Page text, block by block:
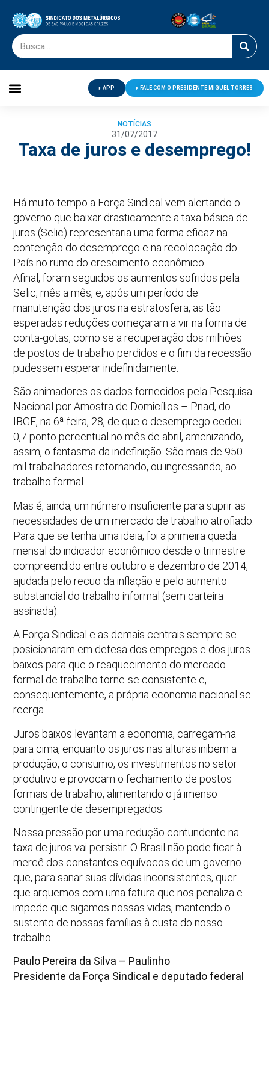
APP FALE COM O PRESIDENTE MIGUEL TORRES
NOTÍCIAS
31/07/2017
Taxa de juros e desemprego!
Há muito tempo a Força Sindical vem alertando o
governo que baixar drasticamente a taxa básica de
juros (Selic) representaria uma forma eficaz na
contenção do desemprego e na recolocação do
País no rumo do crescimento econômico.
Afinal, foram seguidos os aumentos sofridos pela
Selic, mês a mês, e, após um período de
manutenção dos juros na estratosfera, as tão
esperadas reduções começaram a vir na forma de
conta-gotas, como se a recuperação dos milhões
de postos de trabalho perdidos e o fim da recessão
pudessem esperar indefinidamente.
São animadores os dados fornecidos pela Pesquisa
Nacional por Amostra de Domicílios – Pnad, do
IBGE, na 6ª feira, 28, de que o desemprego cedeu
0,7 ponto percentual no mês de abril, amenizando,
assim, o fantasma da indefinição. São mais de 950
mil trabalhadores retornando, ou ingressando, ao
trabalho formal.
Mas é, ainda, um número insuficiente para suprir as
necessidades de um mercado de trabalho atrofiado.
Para que se tenha uma ideia, foi a primeira queda
mensal do indicador econômico desde o trimestre
compreendido entre outubro e dezembro de 2014,
ajudada pelo recuo da inflação e pelo aumento
substancial do trabalho informal (sem carteira
assinada).
A Força Sindical e as demais centrais sempre se
posicionaram em defesa dos empregos e dos juros
baixos para que o reaquecimento do mercado
formal de trabalho torne-se consistente e,
consequentemente, a própria economia nacional se
reerga.
Juros baixos levantam a economia, carregam-na
para cima, enquanto os juros nas alturas inibem a
produção, o consumo, os investimentos no setor
produtivo e provocam o fechamento de postos
formais de trabalho, alimentando o já imenso
contingente de desempregados.
Nossa pressão por uma redução contundente na
taxa de juros vai persistir. O Brasil não pode ficar à
mercê dos constantes equívocos de um governo
que, para sanar suas dívidas inconsistentes, quer
que arquemos com uma fatura que nos penaliza e
impede que sigamos nossas vidas, mantendo o
sustento de nossas famílias à custa do nosso
trabalho.
Paulo Pereira da Silva – Paulinho
Presidente da Força Sindical e deputado federal